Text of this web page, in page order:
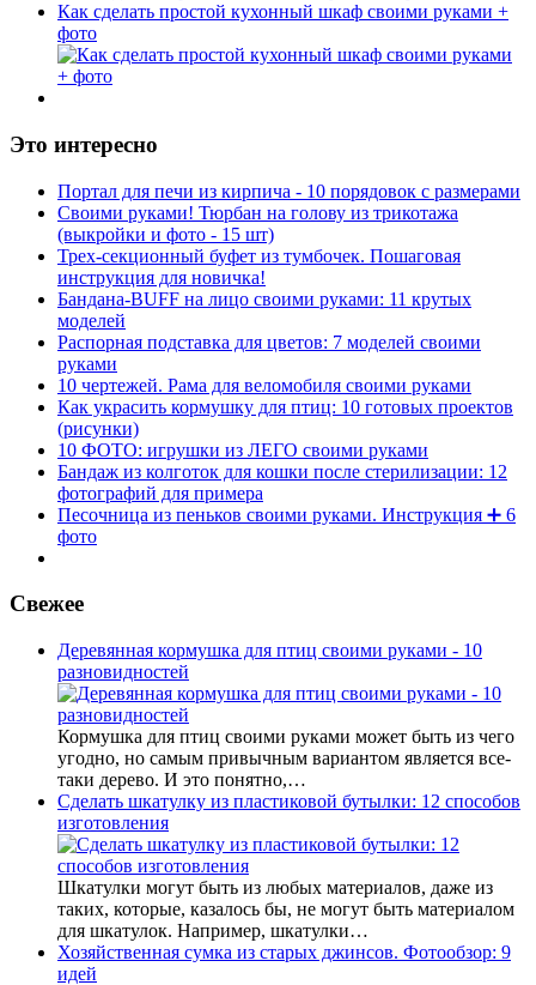
Как сделать простой кухонный шкаф своими руками +
фото
Это интересно
Портал для печи из кирпича - 10 порядовок с размерами
Своими руками! Тюрбан на голову из трикотажа
(выкройки и фото - 15 шт)
Трех-секционный буфет из тумбочек. Пошаговая
инструкция для новичка!
Бандана-BUFF на лицо своими руками: 11 крутых
моделей
Распорная подставка для цветов: 7 моделей своими
руками
10 чертежей. Рама для веломобиля своими руками
Как украсить кормушку для птиц: 10 готовых проектов
(рисунки)
10 ФОТО: игрушки из ЛЕГО своими руками
Бандаж из колготок для кошки после стерилизации: 12
фотографий для примера
Песочница из пеньков своими руками. Инструкция ➕ 6
фото
Свежее
Деревянная кормушка для птиц своими руками - 10
разновидностей
Кормушка для птиц своими руками может быть из чего
угодно, но самым привычным вариантом является все-
таки дерево. И это понятно,…
Сделать шкатулку из пластиковой бутылки: 12 способов
изготовления
Шкатулки могут быть из любых материалов, даже из
таких, которые, казалось бы, не могут быть материалом
для шкатулок. Например, шкатулки…
Хозяйственная сумка из старых джинсов. Фотообзор: 9
идей